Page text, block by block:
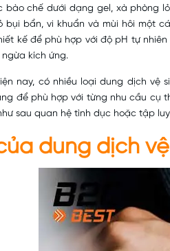
bào chế dưới dạng gel, xà phòng
bụi bẩn, vi khuẩn và mùi hôi một
kế để phù hợp với độ pH tự
kích ứng.
nay, có nhiều loại dung dịch vệ
để phù hợp với từng nhu cầu cụ
sau quan hệ tình dục hoặc tập
dung dịch